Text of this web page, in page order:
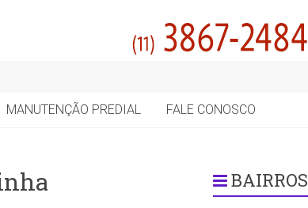
MANUTENÇÃO PREDIAL FALE CONOSCO
BAIRROS